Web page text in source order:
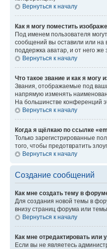
Вернуться к началу
Как я могу поместить
Под именем пользователя
сообщений вы оставили или на
поддержка аватар, и от него
Вернуться к началу
Что такое звание и как я могу
Звания, отображаемые под
напрямую изменять
На большинстве конференций
Вернуться к началу
Когда я щёлкаю по ссылке
Только зарегистрированные
того, чтобы предотвратить
Вернуться к началу
Создание сообщений
Как мне создать тему в
Для создания новой темы в
внизу страниц форума или
Вернуться к началу
Как мне отредактировать или
Если вы не являетесь